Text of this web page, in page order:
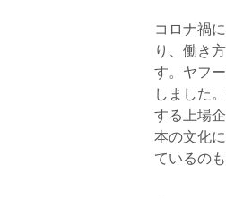
コロナ禍
り、働き
す。ヤフ
しました
する上場
本の文化
ているの